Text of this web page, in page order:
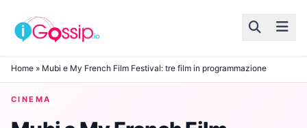
Skip to content
Home » Mubi e My French Film Festival: tre film in programmazione
CINEMA